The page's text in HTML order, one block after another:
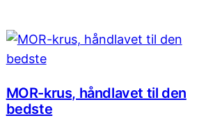
MOR-krus, håndlavet til den
bedste